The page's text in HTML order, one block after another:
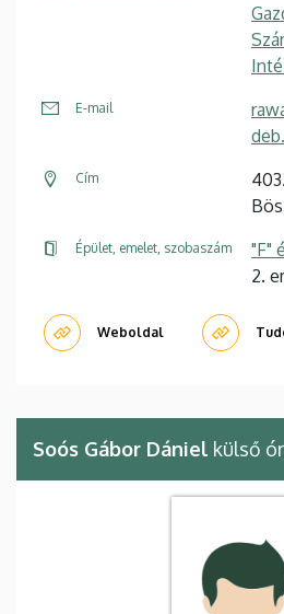
E-mail
Cím
Épület, emelet, szobaszám "F"
2.
Weboldal
Soós Gábor Dániel külső